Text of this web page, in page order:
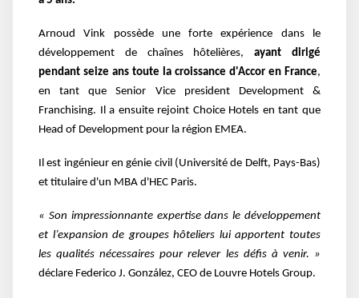
Arnoud Vink possède une forte expérience dans le
développement de chaînes hôtelières,ayant dirigé
pendant seize ans toute la croissance d'Accor en France,
en tant que Senior Vice president Development &
Franchising. Il a ensuite rejoint Choice Hotels en tant que
Head of Development pour la région EMEA.
Il est ingénieur en génie civil (Université de Delft, Pays-Bas)
et titulaire d'un MBA d'HEC Paris.
« Son impressionnante expertise dans le développement
et l’expansion de groupes hôteliers luiapportent toutes
les qualités nécessaires pour relever les défis à venir. »
déclare Federico J. González, CEO de Louvre Hotels Group.